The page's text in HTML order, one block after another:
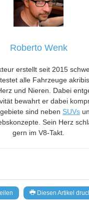
Diesen Artikel
Roberto Wenk
erstellt seit 2015
alle Fahrzeuge
und Nieren. Dabei
bewahrt er dabei
sind neben SUVs
Sein Herz
gern im V8-Takt.